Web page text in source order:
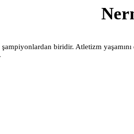
biridir. Atletizm